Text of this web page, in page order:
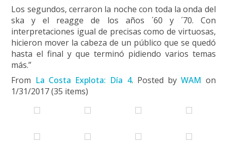
Los segundos, cerraron la noche con toda la onda del
ska y el reagge de los años ´60 y ´70. Con
interpretaciones igual de precisas como de virtuosas,
hicieron mover la cabeza de un público que se quedó
hasta el final y que terminó pidiendo varios temas
más.”
From La Costa Explota: Día 4. Posted byWAM on
1/31/2017 (35 items)